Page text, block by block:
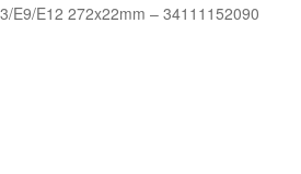
E9/E12 272x22mm – 34111152090